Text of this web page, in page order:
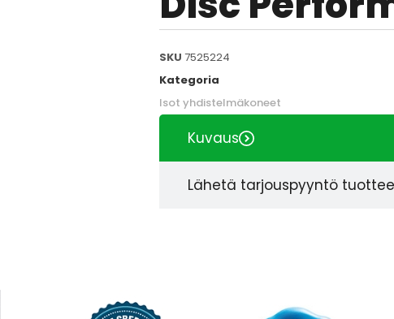
SKU 7525224
Kategoria
Isot yhdistelmäkoneet
Kuvaus
Lähetä tarjouspyyntö